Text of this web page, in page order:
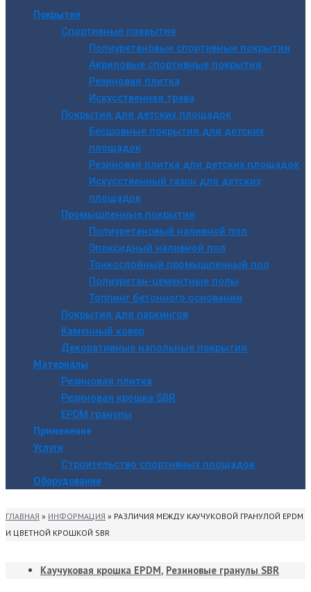
Покрытия
Спортивные покрытия
Полиуретановые спортивные покрытия
Акриловые спортивные покрытия
Резиновая плитка
Искусственная трава
Покрытия для детских площадок
Бесшовные покрытия для детских
площадок
Резиновая плитка для детских площадок
Искусственный газон для детских
площадок
Промышленные покрытия
Полиуретановый наливной пол
Эпоксидный наливной пол
Тонкослойный промышленный пол
Полиуретан-цементные полы
Топпинг бетонного основания
Покрытия для паркингов
Каменный ковер
Декоративные напольные покрытия
Материалы
Резиновая плитка
Резиновая крошка SBR
EPDM гранулы
Применение
Услуги
Строительство спортивных площадок
Оборудование
ГЛАВНАЯ » ИНФОРМАЦИЯ » РАЗЛИЧИЯ МЕЖДУ КАУЧУКОВОЙ ГРАНУЛОЙ EPDM
И ЦВЕТНОЙ КРОШКОЙ SBR
Каучуковая крошка EPDM, Резиновые гранулы SBR